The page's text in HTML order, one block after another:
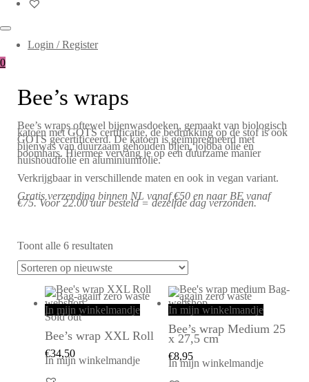
Login / Register
0
Bee’s wraps
Bee’s wraps oftewel bijenwasdoeken, gemaakt van biologisch
katoen met GOTS certificatie, de bedrukking op de stof is ook
GOTS gecertificeerd. De katoen is geïmpregneerd met
bijenwas van duurzaam gehouden bijen, jojoba olie en
boomhars. Hiermee vervang je op een duurzame manier
huishoudfolie en aluminiumfolie.
Verkrijgbaar in verschillende maten en ook in vegan variant.
Gratis verzending binnen NL vanaf €50 en naar BE vanaf
€75. Voor 22.00 uur besteld = dezelfde dag verzonden.
Toont alle 6 resultaten
In mijn winkelmandje
Sold out
Bee’s wrap XXL Roll
€34,50
In mijn winkelmandje
In mijn winkelmandje
Bee’s wrap Medium 25
x 27,5 cm
€8,95
In mijn winkelmandje